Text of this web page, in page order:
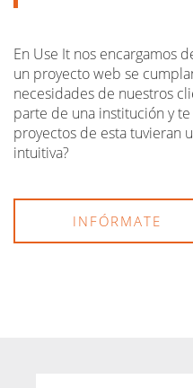
En Use It nos encargamos
un proyecto web se
necesidades de nuestros
parte de una institución y
proyectos de esta tuvieran
intuitiva?
INFÓRMATE